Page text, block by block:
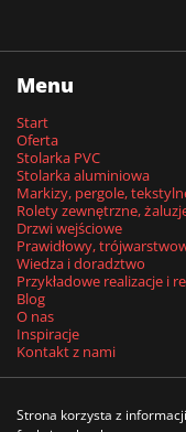
Menu
Start
Oferta
Stolarka PVC
Stolarka aluminiowa
Markizy, pergole,
Rolety zewnętrzne,
Drzwi wejściowe
Prawidłowy,
Wiedza i doradztwo
Przykładowe realizacje i
Blog
O nas
Inspiracje
Kontakt z nami
Strona korzysta z